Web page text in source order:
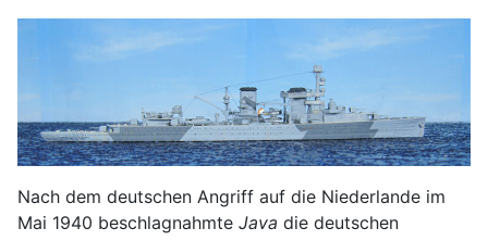
Nach dem deutschen Angriff auf die Niederlande im
Mai 1940 beschlagnahmte Java die deutschen